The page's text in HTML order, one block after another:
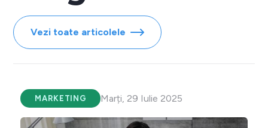
Vezi toate articolele
MARKETING Marți, 29 Iulie 2025